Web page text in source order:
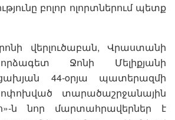
բոլոր ոլորտներում պետք
վերլուծաբան, Վրաստանի
Ջոնի Մելիքյանի
44-oրյա պատերազմի
տարածաշրջանային
ն նոր մարտահրավերներ է